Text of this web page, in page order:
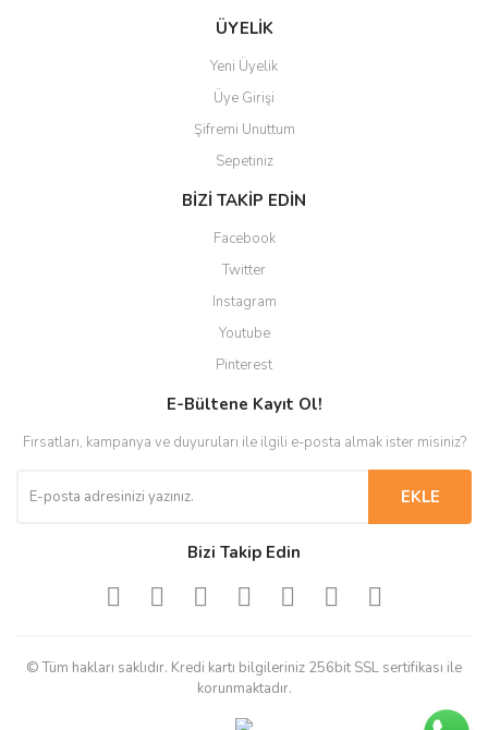
Gönder
ÜYELİK
Yeni Üyelik
Üye Girişi
Şifremi Unuttum
Sepetiniz
BİZİ TAKİP EDİN
Facebook
Twitter
Instagram
Youtube
Pinterest
E-Bültene Kayıt Ol!
Fırsatları, kampanya ve duyuruları ile ilgili e-posta almak ister misiniz?
EKLE
Bizi Takip Edin
© Tüm hakları saklıdır. Kredi kartı bilgileriniz 256bit SSL sertifikası ile
korunmaktadır.